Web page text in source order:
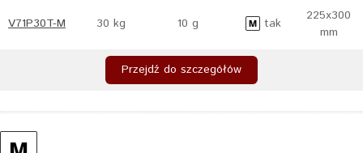
V71P30T-M 30 kg 10 g tak
225x300
mm
Przejdź do szczegółów